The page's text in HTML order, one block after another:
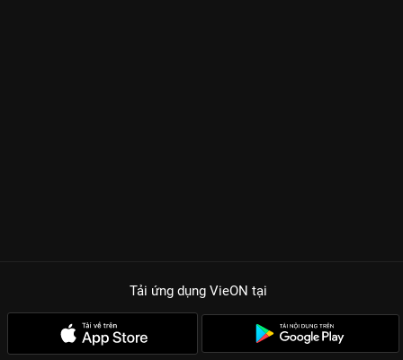
Tải ứng dụng VieON tại